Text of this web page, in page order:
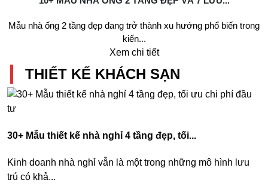
Mẫu nhà ống 2 tầng đẹp đang trở thành xu hướng phổ biến trong
kiến...
Xem chi tiết
THIẾT KẾ KHÁCH SẠN
30+ Mẫu thiết kế nhà nghỉ 4 tầng đẹp, tối...
Kinh doanh nhà nghỉ vẫn là một trong những mô hình lưu
trú có khả...